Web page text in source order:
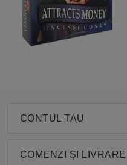
CONTUL TAU
COMENZI ȘI LIVRARE